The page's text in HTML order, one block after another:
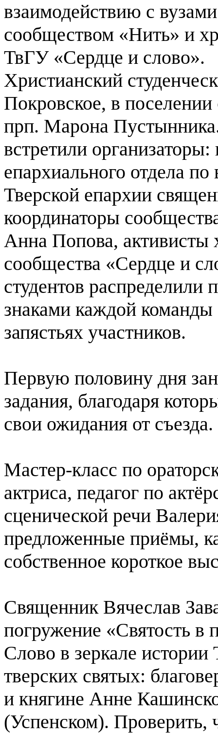
взаимодействию с
сообществом «Нить» и
ТвГУ «Сердце и слово».
Христианский
Покровское, в
прп. Марона
встретили
епархиального отдела
Тверской епархии
координаторы
Анна Попова, активисты
сообщества «Сердце и
студентов
знаками каждой
запястьях участников.
Первую половину дня
задания, благодаря
свои ожидания от съезда.
Мастер-класс по
актриса, педагог по
сценической речи
предложенные приёмы,
собственное короткое
Священник Вячеслав
погружение «Святость в
Слово в зеркале
тверских святых:
и княгине Анне
(Успенском). Проверить,